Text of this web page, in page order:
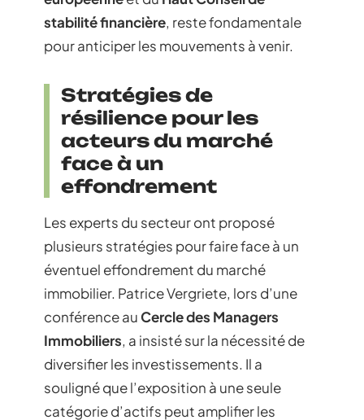
stabilité financière, reste fondamentale
pour anticiper les mouvements à venir.
Stratégies de
résilience pour les
acteurs du marché
face à un
effondrement
Les experts du secteur ont proposé
plusieurs stratégies pour faire face à un
éventuel effondrement du marché
immobilier. Patrice Vergriete, lors d’une
conférence auCercle des Managers
Immobiliers, a insisté sur la nécessité de
diversifier les investissements. Il a
souligné que l’exposition à une seule
catégorie d’actifs peut amplifier les